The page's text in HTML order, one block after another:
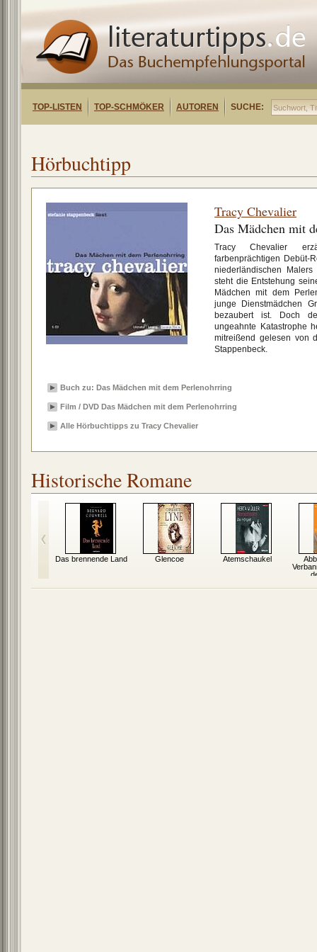
TOP-LISTEN TOP-SCHMÖKER AUTOREN SUCHE:
Hörbuchtipp
Tracy Chevalier
Das Mädchen mit
Tracy Chevalier
farbenprächtigen Debüt-
niederländischen
steht die Entstehung
Mädchen mit dem
junge Dienstmädchen
bezaubert ist. Doch
ungeahnte Katastrophe
mitreißend gelesen von
Stappenbeck.
Buch zu: Das Mädchen mit dem Perlenohrring
Film / DVD Das Mädchen mit dem Perlenohrring
Alle Hörbuchtipps zu Tracy Chevalier
Historische Romane
Das brennende Land Glencoe Atemschaukel